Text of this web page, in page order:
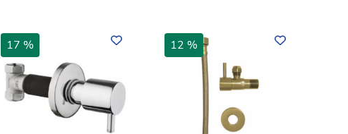
17 % 12 %